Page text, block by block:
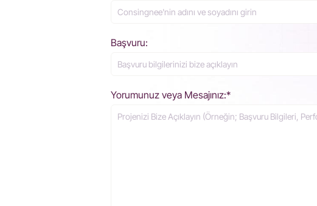
Başvuru:
Yorumunuz veya Mesajınız:*